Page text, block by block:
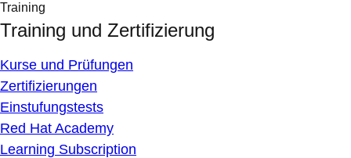
Training
Training und Zertifizierung
Kurse und Prüfungen
Zertifizierungen
Einstufungstests
Red Hat Academy
Learning Subscription